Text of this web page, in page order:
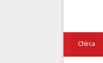
Chirca